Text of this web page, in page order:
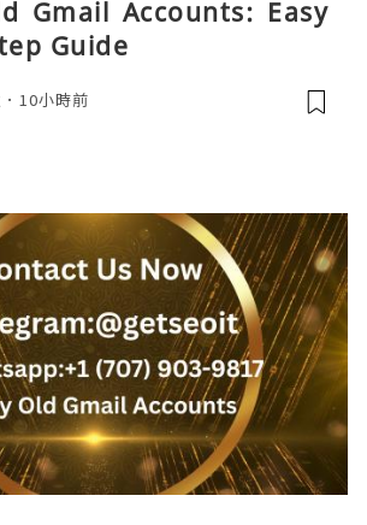
Gmail Accounts: Easy
Guide
10小時前